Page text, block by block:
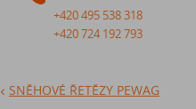
+420 495 538 318
+420 724 192 793
SNĚHOVÉ ŘETĚZY PEWAG